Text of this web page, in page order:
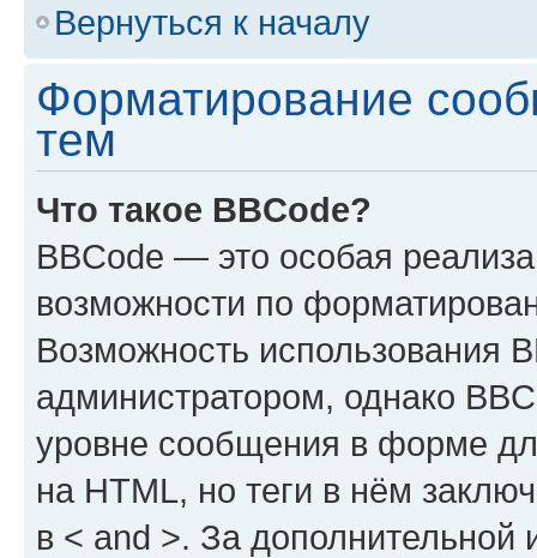
Вернуться к началу
Форматирование
тем
Что такое BBCode?
BBCode — это особая
возможности по
Возможность использования
администратором, однако
уровне сообщения в форме
на HTML, но теги в нём
в < and >. За